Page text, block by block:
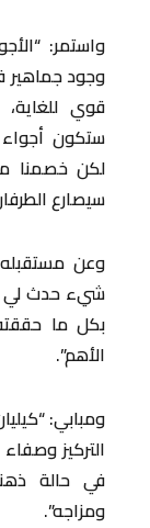
واستمر:
وجود
قوي
ستكون أجواء
لكن خصمنا
سيصارع
وعن
شيء حدث لي
بكل ما
الأهم”.
ومبابي:
التركيز
في حالة
ومزاجه”.